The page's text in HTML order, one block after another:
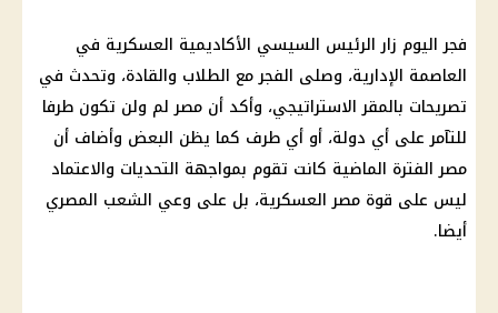
فجر اليوم زار الرئيس السيسي الأكاديمية العسكرية في
العاصمة الإدارية، وصلى الفجر مع الطلاب والقادة، وتحدث في
تصريحات بالمقر الاستراتيجي، وأكد أن مصر لم ولن تكون طرفا
للتآمر على أي دولة، أو أي طرف كما يظن البعض وأضاف أن
مصر الفترة الماضية كانت تقوم بمواجهة التحديات والاعتماد
ليس على قوة مصر العسكرية، بل على وعي الشعب المصري
أيضا.